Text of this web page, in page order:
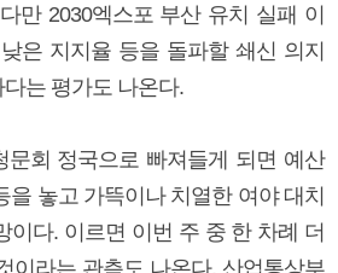
만 2030엑스포 부산 유치 실패 이
은 지지율 등을 돌파할 쇄신 의지
는 평가도 나온다.
문회 정국으로 빠져들게 되면 예산
을 놓고 가뜩이나 치열한 여야 대치
이다. 이르면 이번 주 중 한 차례 더
이라는 관측도 나온다. 산업통상부